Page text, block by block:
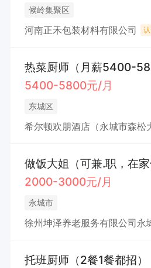
候岭集聚区
河南正禾包装材料有限公司
热菜厨师（月薪5400-
5400-5800元/月
东城区
2000-3000元/月
永城市
徐州坤泽养老服务有限公司永
托班厨师（2餐1餐都招）